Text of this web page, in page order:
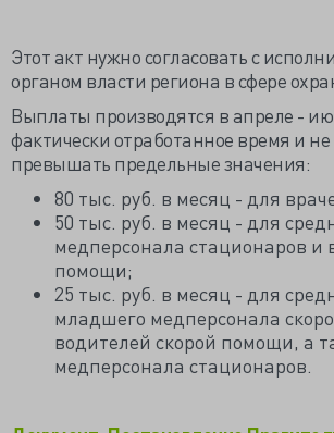
Этот акт нужно согласовать с
органом власти региона в сфере
Выплаты производятся в апреле -
фактически отработанное время и не
превышать предельные значения:
80 тыс. руб. в месяц - для
50 тыс. руб. в месяц - для
медперсонала стационаров и
помощи;
25 тыс. руб. в месяц - для
младшего медперсонала
водителей скорой помощи, а
медперсонала стационаров.